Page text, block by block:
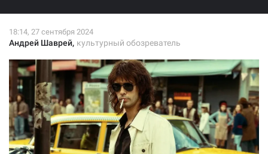
Андрей Шаврей, культурный обозреватель